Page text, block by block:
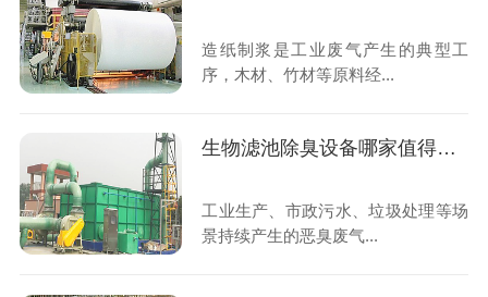
造纸制浆是工业废气产生的典型工
序，木材、竹材等原料经...
生物滤池除臭设备哪家值得信任
工业生产、市政污水、垃圾处理等场
景持续产生的恶臭废气...